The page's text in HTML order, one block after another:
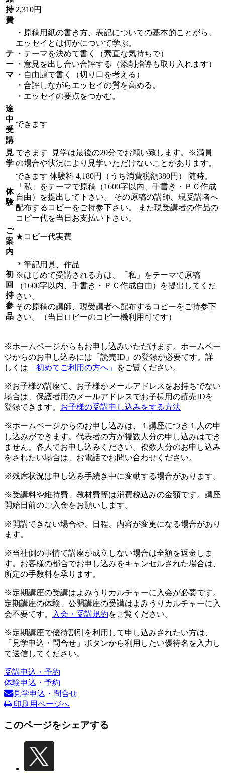
持
費
2,310円
テ
ー
マ
・原稿用紙の書き方、表記についての基本的ことがら、
エッセイとは何かについて学ぶ。
・テーマを決めて書く（素直な気持ちで）
・意見を出し合い合評する（添削指導も取り入れます）
・自由題で書く（切り口を考える）
・合評しながらエッセイの質を高める。
・エッセイの要点をつかむ。
途
中
受
講
できます
見
学
できます
見学は最後の20分でお願い致します。※満員
の場合や状況により見学いただけないことがあります。
体
験
できます 体験料 4,180円（うち消費税額380円）
随時。
「私」をテーマで原稿（1600字以内、手書き・ＰＣ作成
自由）を提出して下さい。 その原稿の講師、現受講者へ
配布するコピーをご持参下さい。 また現受講者の作品の
コピー代を当日お支払い下さい。
ご
案
内
★コピー代実費
初
回
持
参
品
＊筆記用具、作品
※はじめて受講される方は、「私」をテーマで原稿
（1600字以内、手書き・ＰＣ作成自由）を提出してくだ
さい。
その原稿の講師、現受講者へ配布するコピーをご持参下
さい。（当日ロビーのコピー機利用可です）
※ホームページからもお申し込みいただけます。ホームペー
ジからのお申し込みには「読売ID」の登録が必要です。詳
しくは 「初めてご利用の方へ」 をご覧ください。
※お子様の講座で、お子様がメールアドレスをお持ちでない
場合は、保護者用のメールアドレスでお子様用の読売IDを
登録できます。 お子様の受講申し込みをする方法
※ホームページからのお申し込みは、１講座につき１人の申
し込みができます。代表者の方が複数人分の申し込みはでき
ません。各人でお申し込みください。複数人分のお申し込み
をされたい場合は、お電話でお問い合わせください。
※残席状況は申し込み手続き中に変動する場合があります。
※受講料や維持費、教材費等は消費税込みの金額です。講座
開始日前のご入金をお願いします。
※開講できない場合や、日程、内容が変更になる場合があり
ます。
※当社側の事情で講座が成立しない場合は全額を返金しま
す。お客様の都合でお申し込みをキャンセルされた場合は、
所定の手数料を承ります。
※定期講座の受講はよみうりカルチャーに入会が必要です。
定期講座の体験、公開講座の受講はよみうりカルチャーに入
会不要です。
入会・受講規約をご覧ください。
※定期講座で優待割引を利用して申し込みされたい方は、
「見学申込・問合せ」ボタンから利用したい優待名を入力し
て送信してください。
受講申込・予約
体験申込・予約
見学申込・問合せ
印刷用ページへ
このページをシェアする